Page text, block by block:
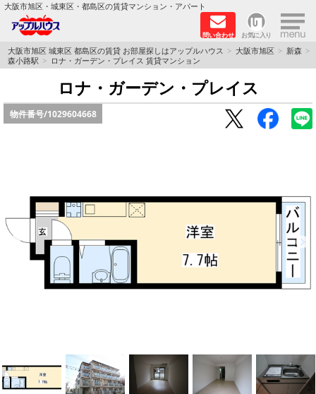
大阪市旭区・城東区・都島区の賃貸マンション・アパート
問い合わせ お気に入り ×
TOPページ
シャーメゾン
路線·駅から探す
スタッフ
BLOG
RECRUIT
店舗情報·アクセス
大阪市旭区 城東区 都島区の賃貸 お部屋探しはアップルハウス 大阪市旭区
新森
森小路駅
ロナ・ガーデン・プレイス 賃貸マンション
ロナ・ガーデン・プレイス
物件番号/1029604668